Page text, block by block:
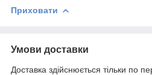
Приховати
Умови доставки
Доставка здійснюється тільки по